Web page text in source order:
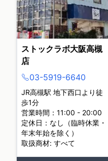
ストックラボ大阪高槻
店
03-5919-6640
JR高槻駅 地下西口より徒
歩1分
営業時間：11:00 - 20:00
定休日：なし（臨時休業・
年末年始を除く）
取扱商材: すべて